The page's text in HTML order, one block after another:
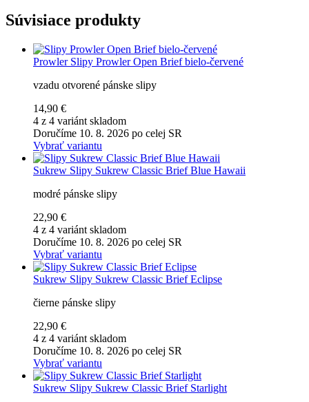
Súvisiace produkty
Prowler Slipy Prowler Open Brief bielo-červené
vzadu otvorené pánske slipy
14,90 €
4 z 4 variánt skladom
Doručíme 10. 8. 2026 po celej SR
Vybrať variantu
Sukrew Slipy Sukrew Classic Brief Blue Hawaii
modré pánske slipy
22,90 €
4 z 4 variánt skladom
Doručíme 10. 8. 2026 po celej SR
Vybrať variantu
Sukrew Slipy Sukrew Classic Brief Eclipse
čierne pánske slipy
22,90 €
4 z 4 variánt skladom
Doručíme 10. 8. 2026 po celej SR
Vybrať variantu
Sukrew Slipy Sukrew Classic Brief Starlight